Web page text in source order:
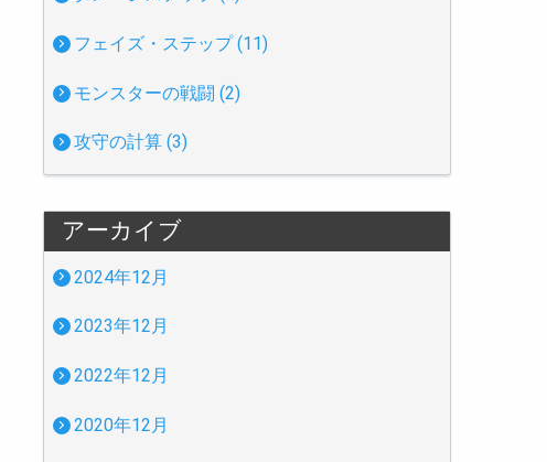
フェイズ・ステップ (11)
モンスターの戦闘 (2)
攻守の計算 (3)
アーカイブ
2024年12月
2023年12月
2022年12月
2020年12月